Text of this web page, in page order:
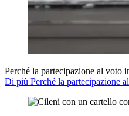
Perché la partecipazione al voto
Di più Perché la partecipazione